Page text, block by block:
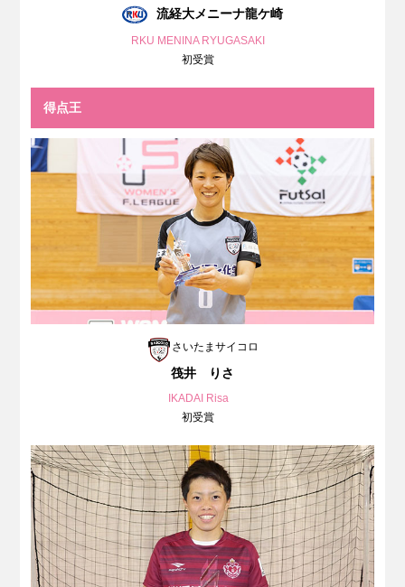
流経大メニーナ龍ケ崎
RKU MENINA RYUGASAKI
初受賞
得点王
さいたまサイコロ
筏井 りさ
IKADAI Risa
初受賞